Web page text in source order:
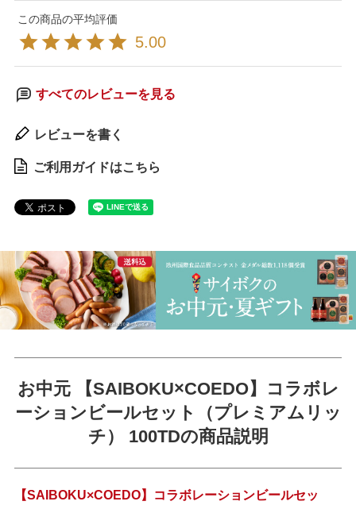
5.00
すべてのレビューを見る
レビューを書く
ご利用ガイドはこちら
お中元 【SAIBOKU×COEDO】コラボレ
ーションビールセット
（プレミアムリッ
チ） 100TDの商品説明
【SAIBOKU×COEDO】コラボレーションビールセッ